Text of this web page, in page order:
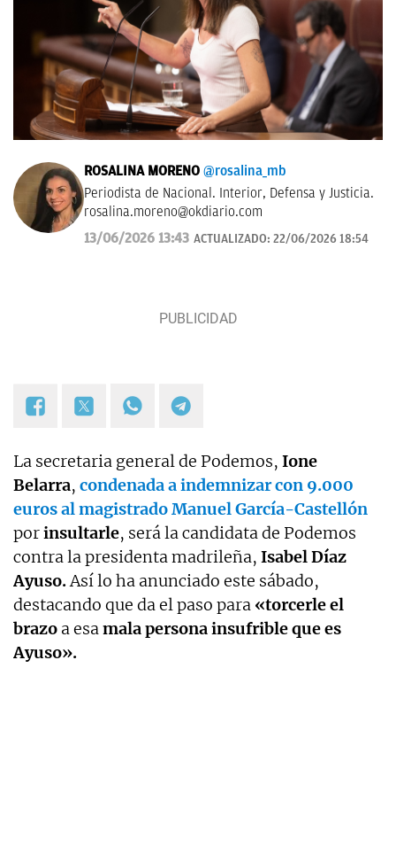
ROSALINA MORENO @rosalina_mb
Periodista de Nacional. Interior, Defensa y Justicia.
rosalina.moreno@okdiario.com
13/06/2026 13:43 ACTUALIZADO: 22/06/2026 18:54
La secretaria general de Podemos, Ione
Belarra, condenada a indemnizar con 9.000
euros al magistrado Manuel García-Castellón
porinsultarle, será la candidata de Podemos
contra la presidenta madrileña, Isabel Díaz
Ayuso.Así lo ha anunciado este sábado,
destacando que da el paso para «torcerle el
brazo a esamala persona insufrible que es
Ayuso».